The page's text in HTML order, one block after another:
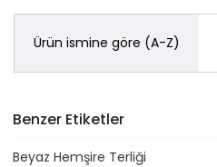
Ürün ismine göre (A-Z)
Benzer Etiketler
Beyaz Hemşire Terliği